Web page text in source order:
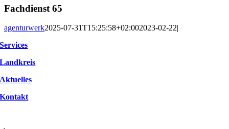
Fachdienst 65
agenturwerk2025-07-31T15:25:58+02:002023-02-22|
Services
Landkreis
Aktuelles
Kontakt